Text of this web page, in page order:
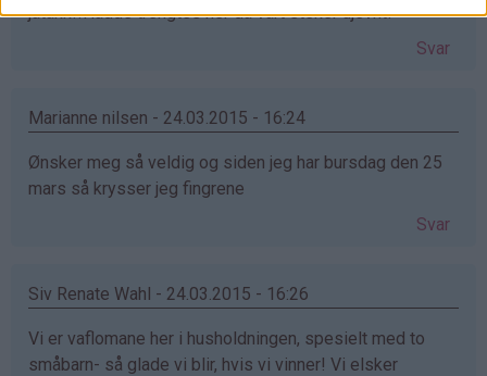
jatakk!!Hadde trengtes her da vårt steker ujevnt!
Svar
Marianne nilsen - 24.03.2015 - 16:24
Ønsker meg så veldig og siden jeg har bursdag den 25
mars så krysser jeg fingrene
Svar
Siv Renate Wahl - 24.03.2015 - 16:26
Vi er vaflomane her i husholdningen, spesielt med to
småbarn- så glade vi blir, hvis vi vinner! Vi elsker